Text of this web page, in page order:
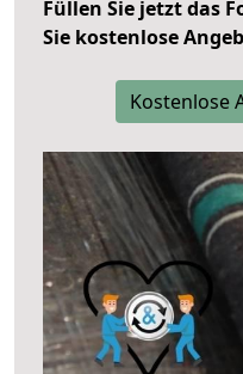
Füllen Sie jetzt das
Sie kostenlose
Kostenlose